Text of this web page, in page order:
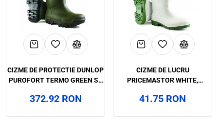
CIZME DE PROTECTIE DUNLOP
PUROFORT TERMO GREEN S5
372.92 RON
CIZME DE LUCRU
PRICEMASTOR WHITE,
41.75 RON